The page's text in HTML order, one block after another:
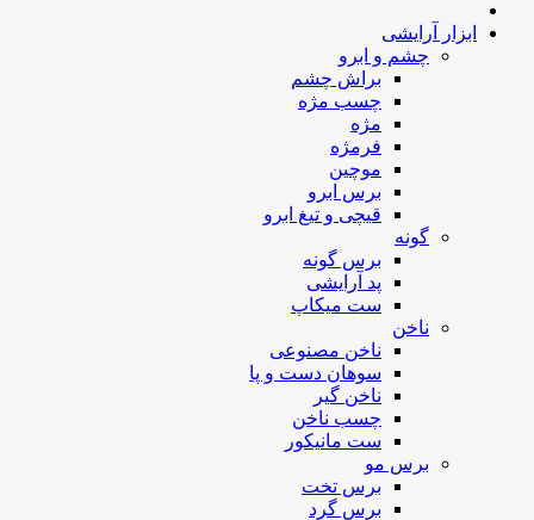
ابزار آرایشی
چشم و ابرو
براش چشم
چسب مژه
مژه
فرمژه
موچین
برس ابرو
قیچی و تیغ ابرو
گونه
برس گونه
پد آرایشی
ست میکاپ
ناخن
ناخن مصنوعی
سوهان دست و پا
ناخن گیر
چسب ناخن
ست مانیکور
برس مو
برس تخت
برس گرد